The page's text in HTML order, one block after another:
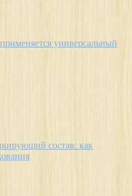
универсальный
состав: как